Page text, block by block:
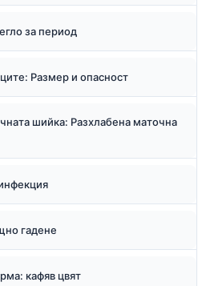
за период
Размер и опасност
шийка: Разхлабена маточна
гадене
кафяв цвят